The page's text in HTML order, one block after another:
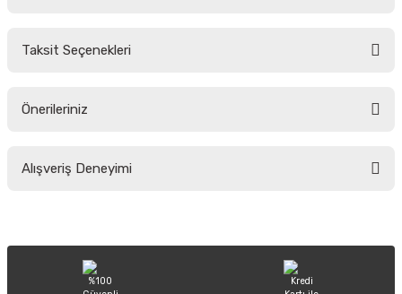
Taksit Seçenekleri
Önerileriniz
yetersiz gördüğünüz noktaları öneri formunu kullanarak tarafımıza
Ürün açıklamasında eksik bilgiler bulunuyor.
Alışveriş Deneyimi
Sitemize ilk yorumu siz yapın!